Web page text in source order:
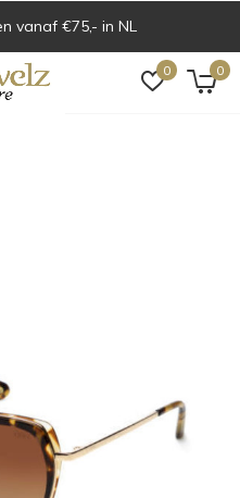
0 0
vanaf €75,- in NL